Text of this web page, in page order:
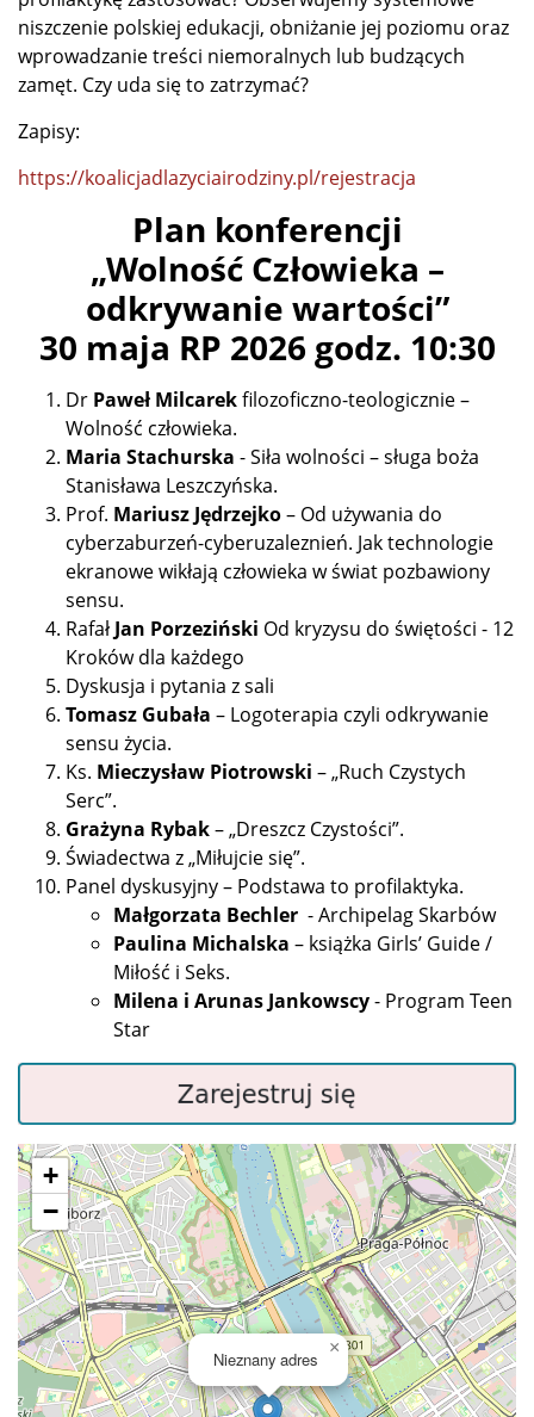
niszczenie polskiej edukacji, obniżanie jej poziomu oraz
wprowadzanie treści niemoralnych lub budzących
zamęt. Czy uda się to zatrzymać?
Zapisy:
https://koalicjadlazyciairodziny.pl/rejestracja
Plan konferencji
„Wolność Człowieka –
odkrywanie wartości”
30 maja RP 2026 godz. 10:30
Dr Paweł Milcarekfilozoficzno-teologicznie –
Wolność człowieka.
Maria Stachurska - Siła wolności – sługa boża
Stanisława Leszczyńska.
Prof. Mariusz Jędrzejko– Od używania do
cyberzaburzeń-cyberuzaleznień. Jak technologie
ekranowe wikłają człowieka w świat pozbawiony
sensu.
Rafał Jan Porzeziński Od kryzysu do świętości - 12
Kroków dla każdego
Dyskusja i pytania z sali
Tomasz Gubała – Logoterapia czyli odkrywanie
sensu życia.
Ks. Mieczysław Piotrowski – „Ruch Czystych
Serc”.
Grażyna Rybak– „Dreszcz Czystości”.
Świadectwa z „Miłujcie się”.
Panel dyskusyjny – Podstawa to profilaktyka.
Małgorzata Bechler -Archipelag Skarbów
Paulina Michalska – książka Girls’ Guide /
Miłość i Seks.
Milena i Arunas Jankowscy- Program Teen
Star
Nieznany adres
×
+
−